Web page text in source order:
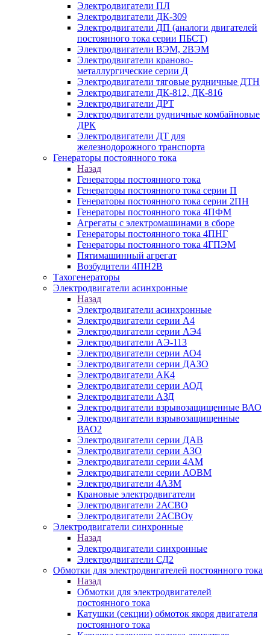
Электродвигатели ПЛ
Электродвигатели ДК-309
Электродвигатели ДП (аналоги двигателей
постоянного тока серии ПБСТ)
Электродвигатели ВЭМ, 2ВЭМ
Электродвигатели краново-
металлургические серии Д
Электродвигатели тяговые рудничные ДТН
Электродвигатели ДК-812, ДК-816
Электродвигатели ДРТ
Электродвигатели рудничные комбайновые
ДРК
Электродвигатели ДТ для
железнодорожного транспорта
Генераторы постоянного тока
Назад
Генераторы постоянного тока
Генераторы постоянного тока серии П
Генераторы постоянного тока серии 2ПН
Генераторы постоянного тока 4ПФМ
Агрегаты с электромашинами в сборе
Генераторы постоянного тока 4ПНГ
Генераторы постоянного тока 4ГПЭМ
Пятимашинный агрегат
Возбудители 4ПН2В
Тахогенераторы
Электродвигатели асинхронные
Назад
Электродвигатели асинхронные
Электродвигатели серии А4
Электродвигатели серии АЭ4
Электродвигатели АЭ-113
Электродвигатели серии АО4
Электродвигатели серии ДАЗО
Электродвигатели АК4
Электродвигатели серии АОД
Электродвигатели АЗД
Электродвигатели взрывозащищенные ВАО
Электродвигатели взрывозащищенные
ВАО2
Электродвигатели серии ДАВ
Электродвигатели серии АЗО
Электродвигатели серии 4АМ
Электродвигатели серии АОВМ
Электродвигатели 4АЗМ
Крановые электродвигатели
Электродвигатели 2АСВО
Электродвигатели 2АСВОу
Электродвигатели синхронные
Назад
Электродвигатели синхронные
Электродвигатели СД2
Обмотки для электродвигателей постоянного тока
Назад
Обмотки для электродвигателей
постоянного тока
Катушки (секции) обмоток якоря двигателя
постоянного тока